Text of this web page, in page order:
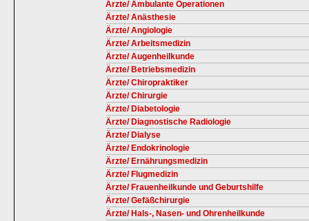
Ärzte/ Ambulante Operationen
Ärzte/ Anästhesie
Ärzte/ Angiologie
Ärzte/ Arbeitsmedizin
Ärzte/ Augenheilkunde
Ärzte/ Betriebsmedizin
Ärzte/ Chiropraktiker
Ärzte/ Chirurgie
Ärzte/ Diabetologie
Ärzte/ Diagnostische Radiologie
Ärzte/ Dialyse
Ärzte/ Endokrinologie
Ärzte/ Ernährungsmedizin
Ärzte/ Flugmedizin
Ärzte/ Frauenheilkunde und Geburtshilfe
Ärzte/ Gefäßchirurgie
Ärzte/ Hals-, Nasen- und Ohrenheilkunde